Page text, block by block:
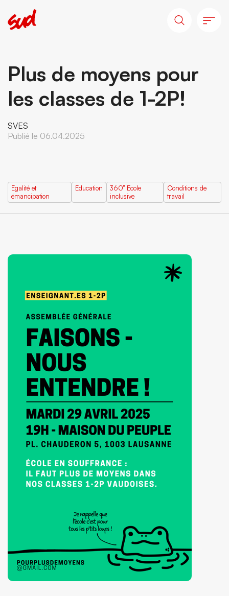
Plus de moyens pour
les classes de 1-2P!
SVES
Publié le 06.04.2025
Egalité et
émancipation
Education
360° Ecole
inclusive
Conditions de
travail